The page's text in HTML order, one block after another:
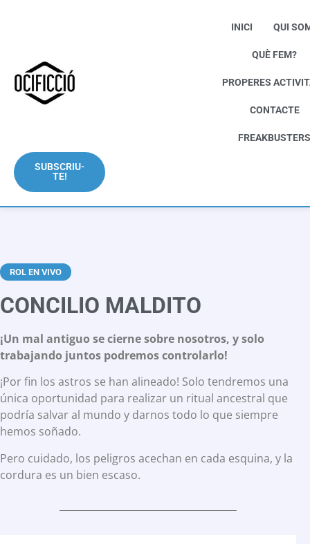
INICI QUI
QUÈ FEM?
PROPERES
CONTACTE
SUBSCRIU-
TE!
ROL EN VIVO
CONCILIO MALDITO
¡Un mal antiguo se cierne sobre nosotros, y solo
trabajando juntos podremos controlarlo!
¡Por fin los astros se han alineado! Solo tendremos una
única oportunidad para realizar un ritual ancestral que
podría salvar al mundo y darnos todo lo que siempre
hemos soñado.
Pero cuidado, los peligros acechan en cada esquina, y la
cordura es un bien escaso.